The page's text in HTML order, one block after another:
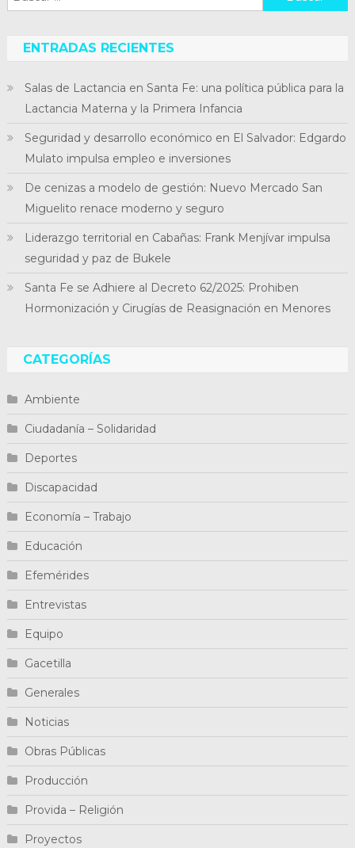
ENTRADAS RECIENTES
Salas de Lactancia en Santa Fe: una política pública para la
Lactancia Materna y la Primera Infancia
Seguridad y desarrollo económico en El Salvador: Edgardo
Mulato impulsa empleo e inversiones
De cenizas a modelo de gestión: Nuevo Mercado San
Miguelito renace moderno y seguro
Liderazgo territorial en Cabañas: Frank Menjívar impulsa
seguridad y paz de Bukele
Santa Fe se Adhiere al Decreto 62/2025: Prohiben
Hormonización y Cirugías de Reasignación en Menores
CATEGORÍAS
Ambiente
Ciudadanía – Solidaridad
Deportes
Discapacidad
Economía – Trabajo
Educación
Efemérides
Entrevistas
Equipo
Gacetilla
Generales
Noticias
Obras Públicas
Producción
Provida – Religión
Proyectos